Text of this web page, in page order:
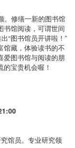
。修缮一新的图书馆
书馆阅读，可谓世间
“图书馆员开讲啦！”
馆藏，体验读书的不
爱图书馆与阅读的朋
宝贵机会喔！
馆员。专业研究领